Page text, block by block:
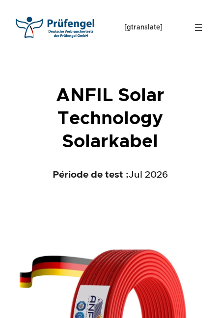
content
[gtranslate]
ANFIL Solar
Technology
Solarkabel
Période de test :Jul 2026